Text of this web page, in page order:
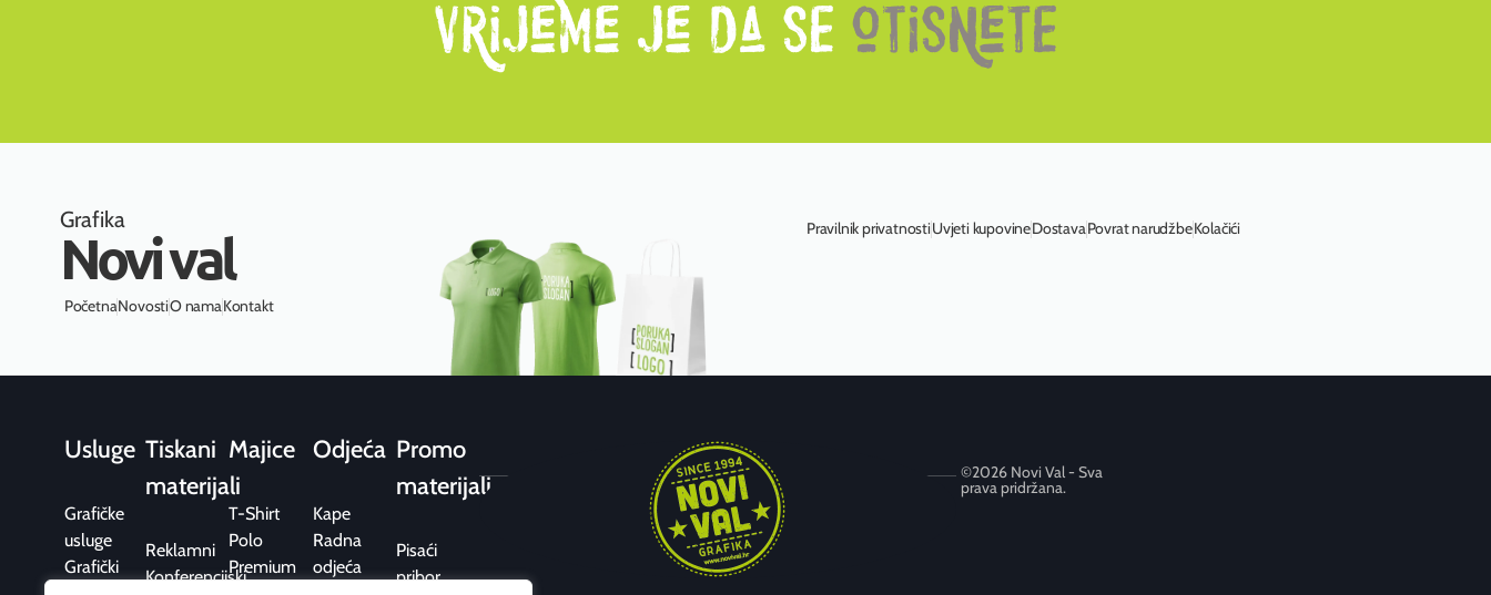
Grafika
Novi val
PočetnaNovostiO namaKontakt
Pravilnik privatnostiUvjeti kupovineDostavaPovrat narudžbeKolačići
Usluge
Grafičke
usluge
Grafički
Tiskani
materijali
Reklamni
Konferencijski
Majice
T-Shirt
Polo
Premium
Odjeća
Kape
Radna
odjeća
Promo
materijali
Pisaći
pribor
Trnjanska cesta 72, 10 000 Zagreb
+385 (0) 1 6673 789
+385 (0) 1 6314 595
novival@novival.hr
©2026 Novi Val - Sva
prava pridržana.